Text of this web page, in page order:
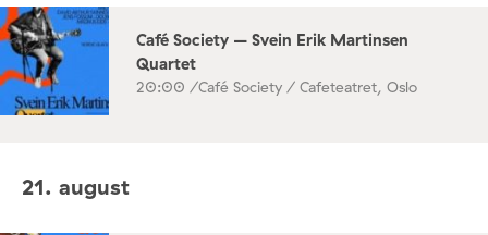
Café Society – Svein Erik Martinsen
Quartet
20:00 /Café Society / Cafeteatret, Oslo
21. august